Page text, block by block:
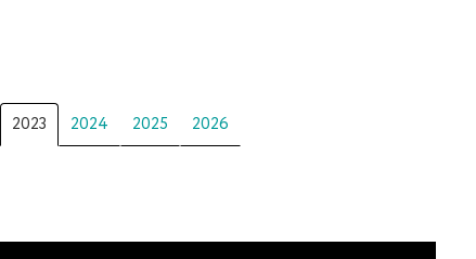
2023 2024 2025 2026